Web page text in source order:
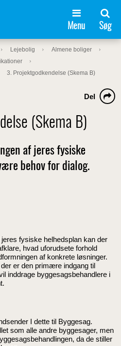
Menu Søg
Lejebolig
Almene boliger
3. Projektgodkendelse (Skema B)
(Skema B)
Del
af jeres fysiske
behov for dialog.
fysiske helhedsplan kan der
hvad uforudsete forhold
af konkrete løsninger.
er den primære indgang til
inddrage byggesagsbehandlere i
I dette til Byggesag.
som alle andre byggesager, men
da de stiller